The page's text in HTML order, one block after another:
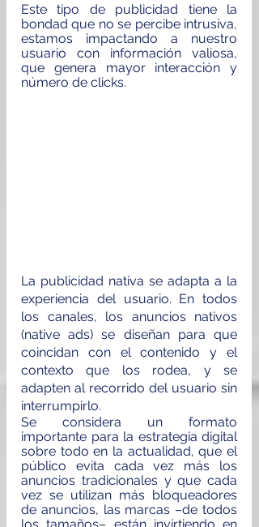
Este tipo de publicidad tiene la
bondad que no se percibe intrusiva,
estamos impactando a nuestro
usuario con información valiosa,
que genera mayor interacción y
número de clicks.
La publicidad nativa se adapta a la
experiencia del usuario. En todos
los canales, los anuncios nativos
(native ads) se diseñan para que
coincidan con el contenido y el
contexto que los rodea, y se
adapten al recorrido del usuario sin
interrumpirlo.
Se considera un formato
importante para la estrategia digital
sobre todo en la actualidad, que el
público evita cada vez más los
anuncios tradicionales y que cada
vez se utilizan más bloqueadores
de anuncios, las marcas –de todos
los tamaños– están invirtiendo en